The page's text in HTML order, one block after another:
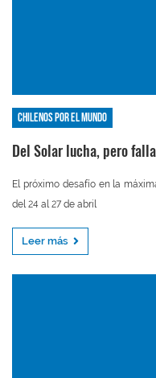
Chilenos por el mundo
Del Solar lucha, pero
El próximo desafío en la
del 24 al 27 de abril
Leer más